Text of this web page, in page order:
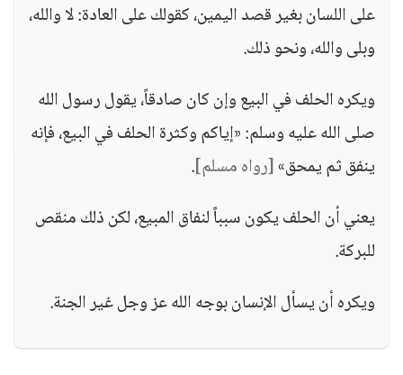
على اللسان بغير قصد اليمين، كقولك على العادة: لا والله،
وبلى والله، ونحو ذلك.
ويكره الحلف في البيع وإن كان صادقاً، يقول رسول الله
صلى الله عليه وسلم: «إياكم وكثرة الحلف في البيع، فإنه
ينفق ثم يمحق»[رواه مسلم].
يعني أن الحلف يكون سبباً لنفاق المبيع، لكن ذلك منقص
للبركة.
ويكره أن يسأل الإنسان بوجه الله عز وجل غير الجنة.